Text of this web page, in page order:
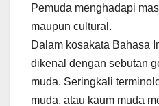
Pemuda menghadapi
maupun cultural.
Dalam kosakata Bahasa
dikenal dengan sebutan
muda. Seringkali
muda, atau kaum muda